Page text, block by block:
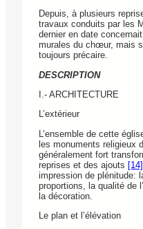
Depuis, à plusieurs
travaux conduits par les
dernier en date
murales du chœur, mais
toujours précaire.
DESCRIPTION
I.- ARCHITECTURE
L’extérieur
L’ensemble de cette
les monuments religieux
généralement fort
reprises et des ajouts [14]
impression de plénitude:
proportions, la qualité de
la décoration.
Le plan et l’élévation